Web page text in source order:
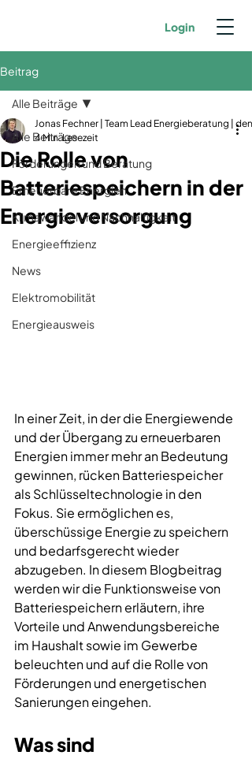
Login
Beitrag
Alle Beiträge
Förderungen und Beratung
Erneuerbare Energien
Klimawandel und Nachhaltigkeit
Energieeffizienz
News
Elektromobilität
Energieausweis
Alle Beiträge
Die Rolle von
Batteriespeichern in der
Energieversorgung
Jonas Fechner | Team Lead Energieberatung |
4 Min. Lesezeit
In einer Zeit, in der die Energiewende
und der Übergang zu erneuerbaren
Energien immer mehr an Bedeutung
gewinnen, rücken Batteriespeicher
als Schlüsseltechnologie in den
Fokus. Sie ermöglichen es,
überschüssige Energie zu speichern
und bedarfsgerecht wieder
abzugeben. In diesem Blogbeitrag
werden wir die Funktionsweise von
Batteriespeichern erläutern, ihre
Vorteile und Anwendungsbereiche
im Haushalt sowie im Gewerbe
beleuchten und auf die Rolle von
Förderungen und energetischen
Sanierungen eingehen.
Was sind